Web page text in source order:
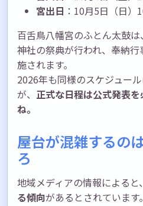
宮出日 ：10月5日（日）
百舌鳥八幡宮のふとん太鼓
神社の祭典が行われ、奉納
施されます。
2026年も同様のスケジュー
が、 正式な日程は公式発表
ね。
屋台が混雑するの
ろ
地域メディアの情報によると、
る傾向があるとされています。